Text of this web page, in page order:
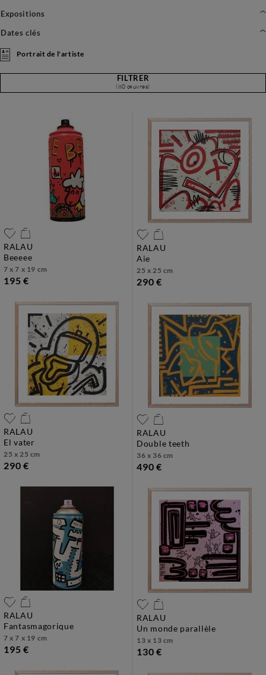
Expositions
Dates clés
Portrait de l'artiste
FILTRER
(80 œuvres)
RALAU
beeeee
7 x 7 x 19 cm
195 €
RALAU
aie
25 x 25 cm
290 €
RALAU
el vater
25 x 25 cm
290 €
RALAU
double teeth
36 x 36 cm
490 €
RALAU
fantasmagorique
7 x 7 x 19 cm
195 €
RALAU
un monde parallèle
13 x 13 cm
130 €